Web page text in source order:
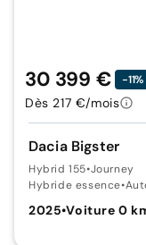
Dacia Bigster
Hybrid 155•Journey
Hybride essence•
2025•Voiture 0
30 399 € -11%
Dès 217 €/mois